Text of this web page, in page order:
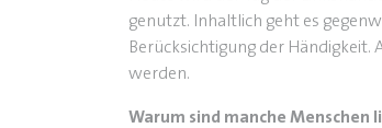
genutzt. Inhaltlich geht es
Berücksichtigung der
werden.
Warum sind manche Menschen